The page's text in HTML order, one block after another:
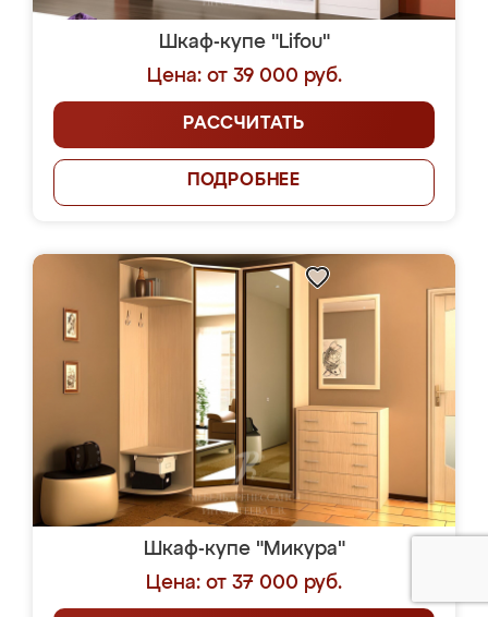
Шкаф-купе "Lifou"
Цена: от 39 000 руб.
РАССЧИТАТЬ
ПОДРОБНЕЕ
Шкаф-купе "Микура"
Цена: от 37 000 руб.